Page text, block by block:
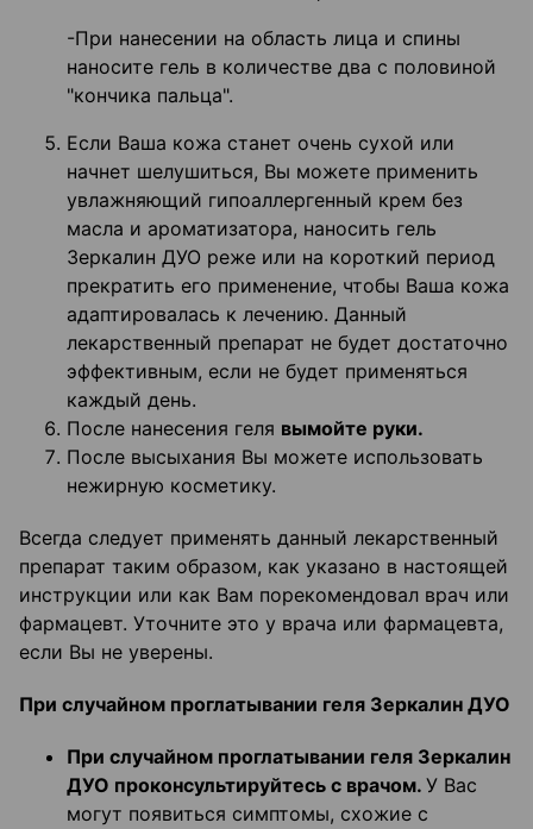
-При нанесении на область лица и спины
наносите гель в количестве два с половиной
"кончика пальца".
Если Ваша кожа станет очень сухой или
начнет шелушиться, Вы можете применить
увлажняющий гипоаллергенный крем без
масла и ароматизатора, наносить гель
Зеркалин ДУО реже или на короткий период
прекратить его применение, чтобы Ваша кожа
адаптировалась к лечению. Данный
лекарственный препарат не будет достаточно
эффективным, если не будет применяться
каждый день.
После нанесения геля вымойте руки.
После высыхания Вы можете использовать
нежирную косметику.
Всегда следует применять данный лекарственный
препарат таким образом, как указано в настоящей
инструкции или как Вам порекомендовал врач или
фармацевт. Уточните это у врача или фармацевта,
если Вы не уверены.
При случайном проглатывании геля Зеркалин ДУО
При случайном проглатывании геля Зеркалин
ДУО проконсультируйтесь с врачом. У Вас
могут появиться симптомы, схожие с